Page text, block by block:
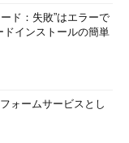
ド：失敗”はエラーで
インストールの簡単
ォームサービスとし